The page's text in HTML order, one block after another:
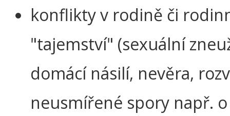
konflikty v rodině či
"tajemství" (sexuální
domácí násilí, nevěra,
neusmířené spory např.